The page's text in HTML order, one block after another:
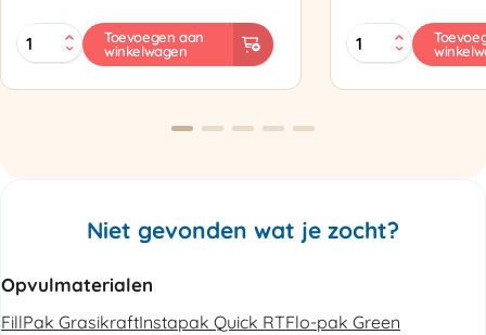
MINI
PAK'R
Refurbished
Toevoegen aan
winkelwagen
Zapak
ZP97
aantal
Niet gevonden wat je zocht?
Opvulmaterialen
FillPak GrasikraftInstapak Quick RTFlo-pak Green